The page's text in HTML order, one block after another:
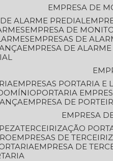
EMPRESA DE
ALARME PREDIAL
EMPRESA DE
EMPRESAS DE
EMPRESA DE
EMPRESAS PORTARIA E
PORTARIA
EMPRESA DE
EMPRESA
TERCEIRIZAÇÃO
EMPRESAS DE
EMPRESA DE